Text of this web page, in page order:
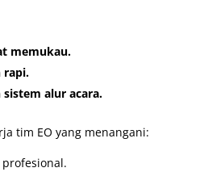
memukau.
rapi.
alur acara.
tim EO yang menangani: